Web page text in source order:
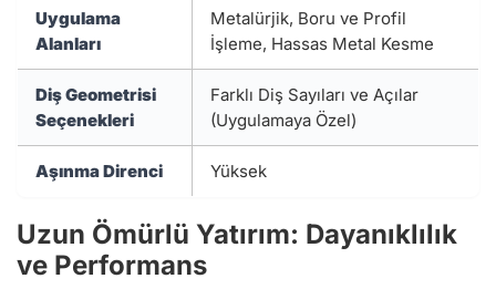
Uygulama
Alanları
Metalürjik, Boru ve Profil
İşleme, Hassas Metal Kesme
Diş Geometrisi
Seçenekleri
Farklı Diş Sayıları ve Açılar
(Uygulamaya Özel)
Aşınma Direnci Yüksek
Uzun Ömürlü Yatırım: Dayanıklılık
ve Performans